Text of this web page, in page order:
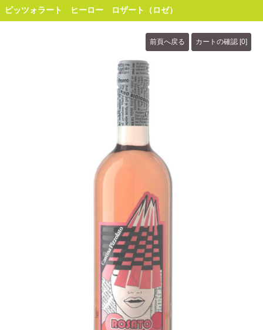
ピッツォラート ヒーロー ロザート（ロゼ）